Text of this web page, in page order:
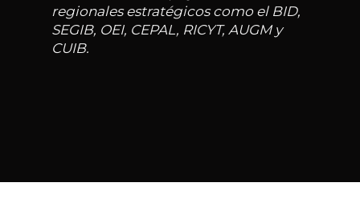
regionales estratégicos como el BID,
SEGIB, OEI, CEPAL, RICYT, AUGM y
CUIB.